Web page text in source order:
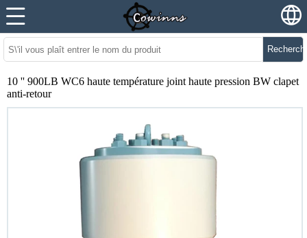
10 '' 900LB WC6 haute température joint haute pression BW clapet
anti-retour